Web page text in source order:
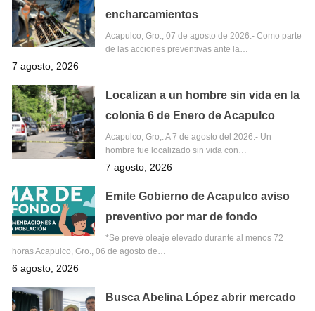
encharcamientos
Acapulco, Gro., 07 de agosto de 2026.- Como parte
de las acciones preventivas ante la…
7 agosto, 2026
Localizan a un hombre sin vida en la
colonia 6 de Enero de Acapulco
Acapulco; Gro,. A 7 de agosto del 2026.- Un
hombre fue localizado sin vida con…
7 agosto, 2026
Emite Gobierno de Acapulco aviso
preventivo por mar de fondo
*Se prevé oleaje elevado durante al menos 72
horas Acapulco, Gro., 06 de agosto de…
6 agosto, 2026
Busca Abelina López abrir mercado